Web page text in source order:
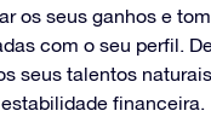
os seus ganhos e
com o seu perfil.
seus talentos
financeira.